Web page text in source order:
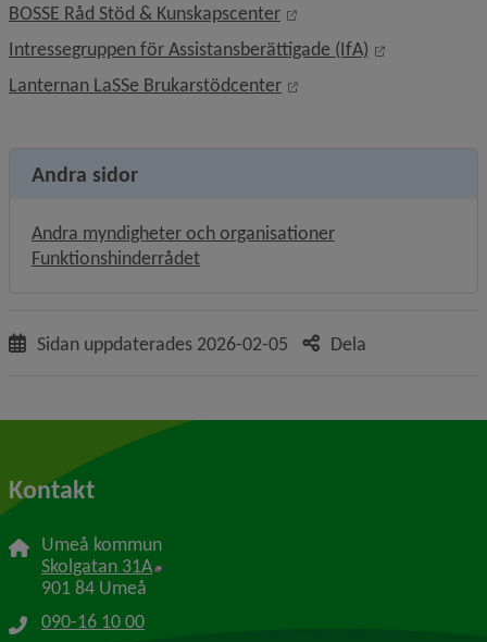
BOSSE Råd Stöd & Kunskapscenter
Länk till annan
Intressegruppen för Assistansberättigade (IfA)
Länk till
Lanternan LaSSe Brukarstödcenter
Länk till annan
Andra sidor
Andra myndigheter och organisationer
Funktionshinderrådet
Sidan uppdaterades 2026-02-05 Dela
Kontakt
Umeå kommun
Skolgatan 31A Länk till annan webbplats, öppnas i nytt
901 84 Umeå
090-16 10 00